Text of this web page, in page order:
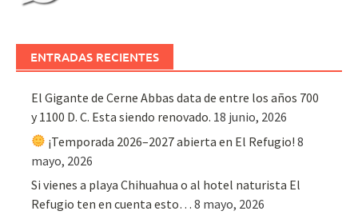
ENTRADAS RECIENTES
El Gigante de Cerne Abbas data de entre los años 700
y 1100 D. C. Esta siendo renovado. 18 junio, 2026
¡Temporada 2026–2027 abierta en El Refugio! 8
mayo, 2026
Si vienes a playa Chihuahua o al hotel naturista El
Refugio ten en cuenta esto… 8 mayo, 2026